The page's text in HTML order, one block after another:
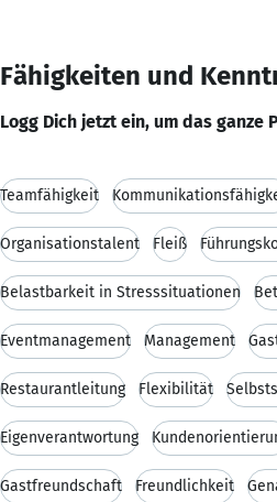
Fähigkeiten und
Logg Dich jetzt ein, um das ganze
Teamfähigkeit
Organisationstalent Fleiß
Belastbarkeit in Stresssituationen
Eventmanagement Management
Restaurantleitung Flexibilität
Eigenverantwortung
Gastfreundschaft Freundlichkeit